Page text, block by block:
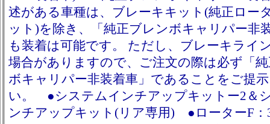
述がある車種は、ブレーキキット(純正ロー
ット)を除き、「純正ブレンボキャリパー非
も装着は可能です。 ただし、ブレーキライ
場合がありますので、ご注文の際は必ず「
ボキャリパー非装着車」であることをご提
い。 ●システムインチアップキットー2＆
ンチアップキット(リア専用) ●ローターF